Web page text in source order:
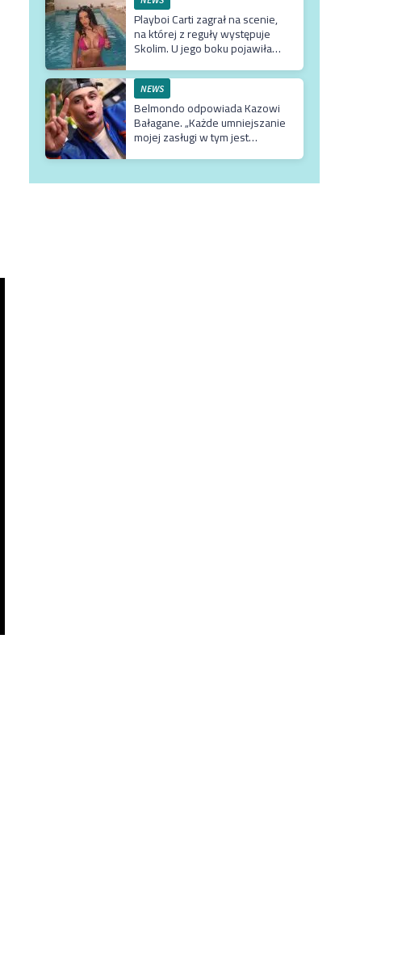
Playboi Carti zagrał na scenie,
na której z reguły występuje
Skolim. U jego boku pojawiła
NEWS
Belmondo odpowiada Kazowi
Bałagane. „Każde umniejszanie
mojej zasługi w tym jest
wprowadzaniem w błąd
dosłownie milionów